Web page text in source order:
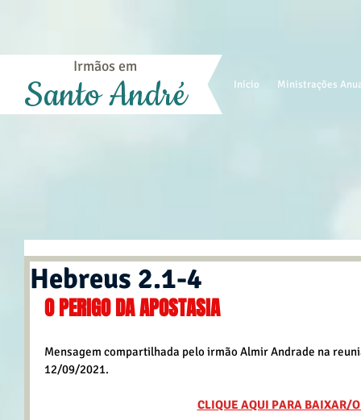
Início Ministrações
Irmãos em
Santo André
Hebreus 2.1-4
O PERIGO DA APOSTASIA
Mensagem compartilhada pelo irmão Almir Andrade na
12/09/2021.
CLIQUE AQUI PARA BAIXAR/